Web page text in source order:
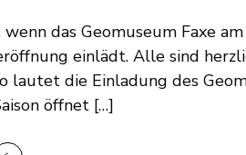
das Geomuseum Faxe
einlädt. Alle sind
lautet die Einladung des
öffnet […]